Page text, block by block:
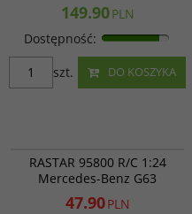
149.90PLN
Dostępność:
DO KOSZYKA
szt.
PROMOCJA
RASTAR 95800 R/C 1:24
Mercedes-Benz G63
47.90PLN